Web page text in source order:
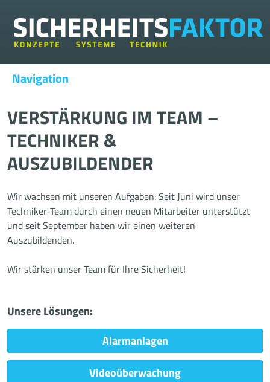
Navigation
VERSTÄRKUNG IM TEAM –
TECHNIKER &
AUSZUBILDENDER
Wir wachsen mit unseren Aufgaben: Seit Juni wird unser
Techniker-Team durch einen neuen Mitarbeiter unterstützt
und seit September haben wir einen weiteren
Auszubildenden.
Wir stärken unser Team für Ihre Sicherheit!
Unsere Lösungen:
Alarmanlagen
Videoüberwachung